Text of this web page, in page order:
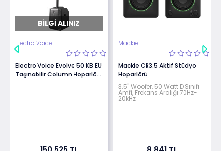
BILGI ALINIZ
Electro Voice
Electro Voice Evolve 50 KB EU
Taşınabilir Column Hoparlör
Mackie
Mackie CR3.5 Aktif Stüdyo
Hoparlörü
3.5" Woofer, 50 Watt D Sınıfı
Amfi, Frekans Aralığı 70Hz-
20kHz